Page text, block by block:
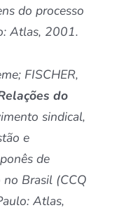
do processo
Atlas, 2001.
FISCHER,
do
sindical,
e
de
Brasil (CCQ
Atlas,